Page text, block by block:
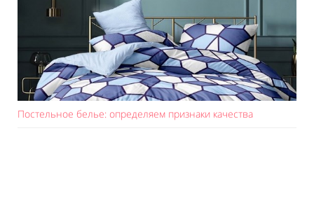
Постельное белье: определяем признаки качества